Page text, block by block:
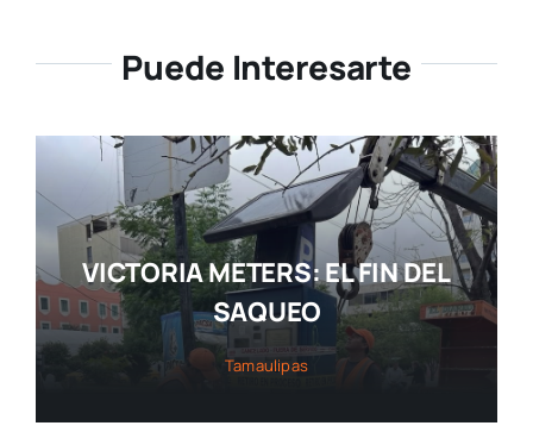
Puede Interesarte
VICTORIA METERS: EL FIN DEL
SAQUEO
Tamaulipas